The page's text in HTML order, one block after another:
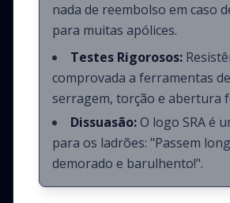
nada de reembolso em caso
para muitas apólices.
Testes Rigorosos:
comprovada a ferramentas
serragem, torção e abertura
Dissuasão:O logo SRA é
para os ladrões: "Passem
demorado e barulhento!".